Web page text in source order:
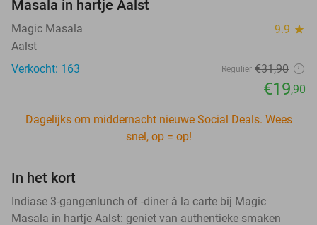
Masala in hartje Aalst
Magic Masala 9.9 star
Aalst
Verkocht: 163
Regulier €31,90
€19,90
Dagelijks om middernacht nieuwe Social Deals. Wees
snel, op = op!
In het kort
Indiase 3-gangenlunch of -diner à la carte bij Magic
Masala in hartje Aalst: geniet van authentieke smaken